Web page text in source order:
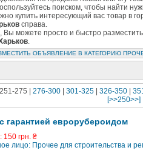
поиском, чтобы найти
купить интересующий вас товар в
справа.
Вы можете просто и быстро разместить
.
ОБЪЯВЛЕНИЕ В КАТЕГОРИЮ
251-275 | 276-300 301-325 326-350
[>>250>>]
гарантией еврорубероидом
150 грн. ₴
лицо: Прочее для строительства и